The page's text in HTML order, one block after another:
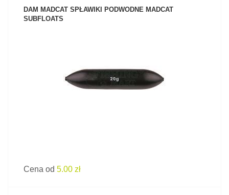
DAM MADCAT SPŁAWIKI PODWODNE MADCAT
SUBFLOATS
Cena od 5.00 zł